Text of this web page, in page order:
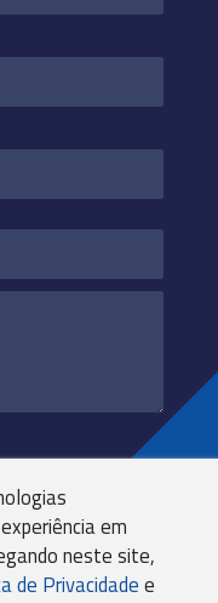
em
neste site,
de Privacidade e